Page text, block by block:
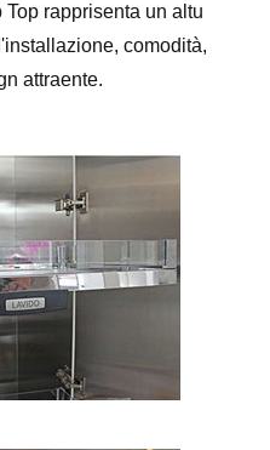
rapprisenta un altu
comodità,
attraente.